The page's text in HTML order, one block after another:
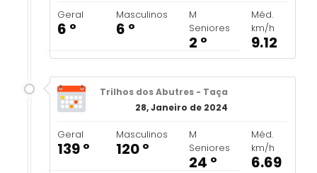
Geral
6 º
Masculinos
6 º
M
Seniores
2 º
Méd.
km/h
9.12
Trilhos dos Abutres - Taça
28, Janeiro de 2024
Geral
139 º
Masculinos
120 º
M
Seniores
24 º
Méd.
km/h
6.69